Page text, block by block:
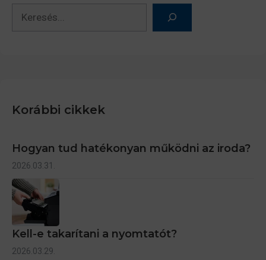
Korábbi cikkek
Hogyan tud hatékonyan működni az iroda?
2026.03.31.
Kell-e takarítani a nyomtatót?
2026.03.29.